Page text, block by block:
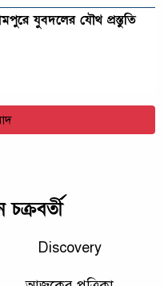
যুবদলের যৌথ প্রস্তুতি
Discovery